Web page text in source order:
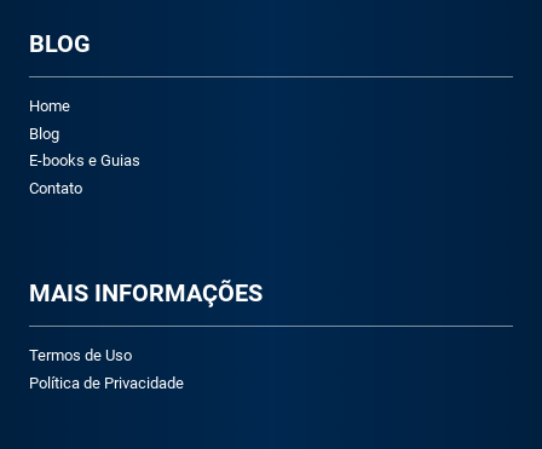
BLOG
Home
Blog
E-books e Guias
Contato
MAIS INFORMAÇÕES
Termos de Uso
Política de Privacidade